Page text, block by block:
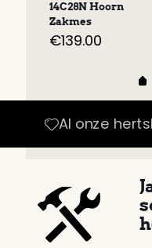
14C28N Hoorn
Zakmes
€139.00
Al onze